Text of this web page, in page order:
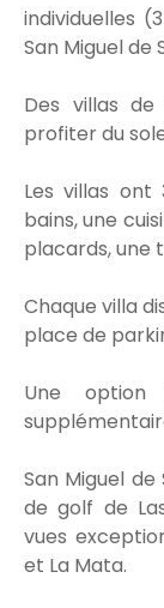
individuelles
San Miguel de
Des villas
profiter du
Les villas
bains, une
placards, une
Chaque villa
place de
Une
San Miguel
de golf de
vues
et La Mata.